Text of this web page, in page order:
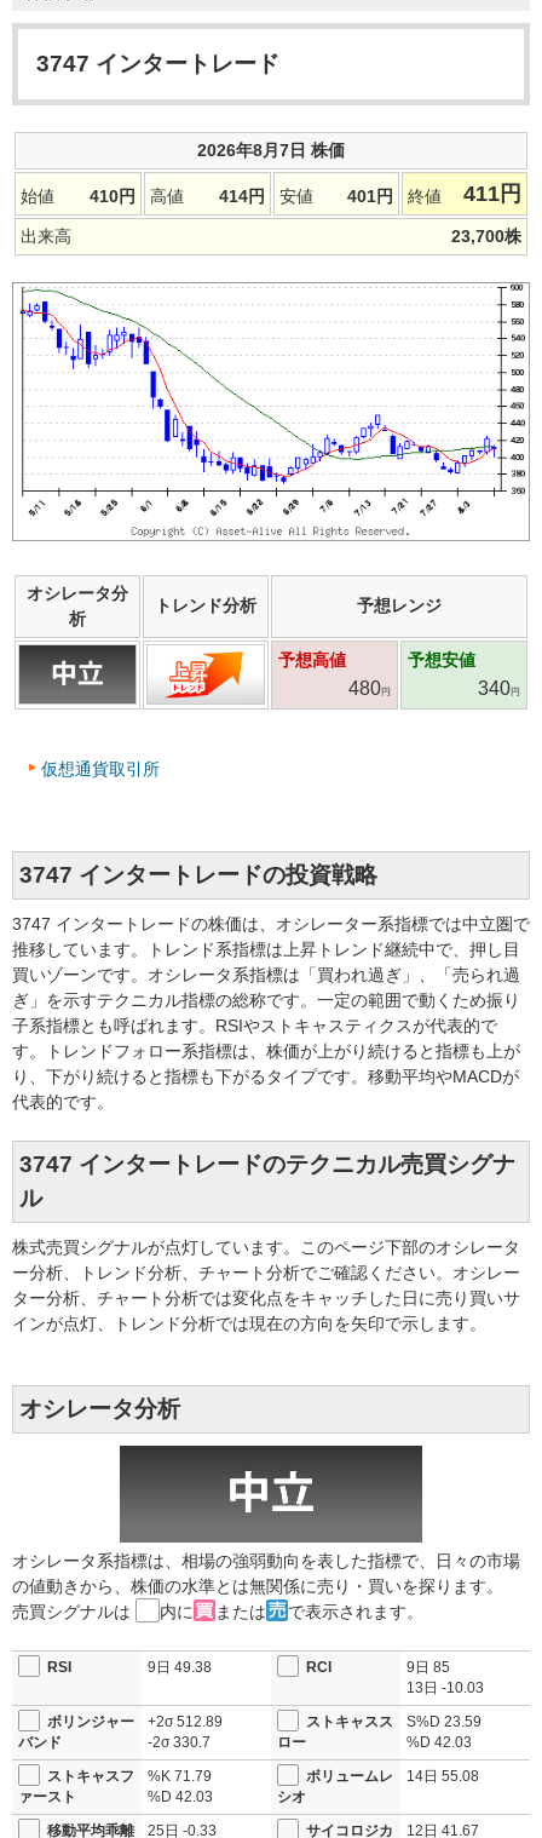
3747 インタートレード
2026年8月7日 株価
始値 410円 高値 414円 安値 401円 終値 411 円
出来高 23,700株
オシレータ分
析
トレンド分析 予想レンジ
予想高値
480円
予想安値
340円
仮想通貨取引所
3747 インタートレードの投資戦略
3747 インタートレードの株価は、オシレーター系指標では中立圏で
推移しています。トレンド系指標は上昇トレンド継続中で、押し目
買いゾーンです。オシレータ系指標は「買われ過ぎ」、「売られ過
ぎ」を示すテクニカル指標の総称です。一定の範囲で動くため振り
子系指標とも呼ばれます。RSIやストキャスティクスが代表的で
す。トレンドフォロー系指標は、株価が上がり続けると指標も上が
り、下がり続けると指標も下がるタイプです。移動平均やMACDが
代表的です。
3747 インタートレードのテクニカル売買シグナ
ル
株式売買シグナルが点灯しています。このページ下部のオシレータ
ー分析、トレンド分析、チャート分析でご確認ください。オシレー
ター分析、チャート分析では変化点をキャッチした日に売り買いサ
インが点灯、トレンド分析では現在の方向を矢印で示します。
オシレータ分析
オシレータ系指標は、相場の強弱動向を表した指標で、日々の市場
の値動きから、株価の水準とは無関係に売り・買いを探ります。
売買シグナルは
内に または で表示されます。
RSI 9日 49.38 RCI 9日 85
13日 -10.03
ボリンジャー
バンド
+2σ512.89
-2σ330.7
ストキャスス
ロー
S%D 23.59
%D 42.03
ストキャスフ
ァースト
%K 71.79
%D 42.03
ボリュームレ
シオ
14日 55.08
移動平均乖離 25日 -0.33 サイコロジカ 12日 41.67